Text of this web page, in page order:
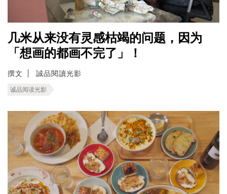
几米从来没有灵感枯竭的问题，因为
「想画的都画不完了」！
撰文 誠品閱讀光影
诚品阅读光影